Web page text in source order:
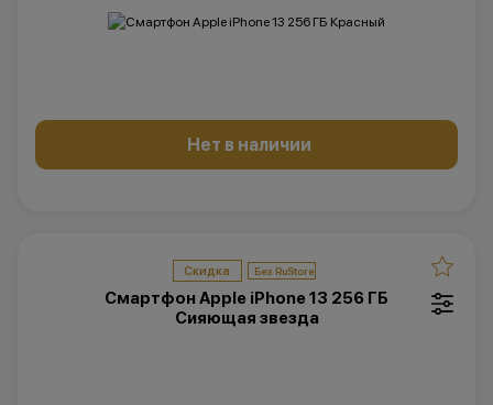
Нет в наличии
Скидка
Смартфон Apple iPhone 13 256 ГБ
Сияющая звезда